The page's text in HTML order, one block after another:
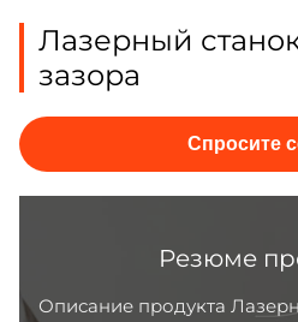
Лазерный
зазора
Спросите
Резюме
Описание продукта